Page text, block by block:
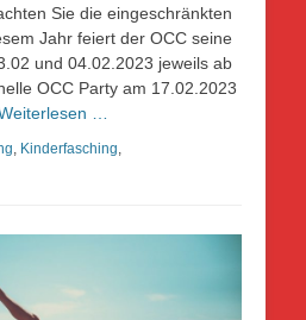
Sie die eingeschränkten
Jahr feiert der OCC seine
und 04.02.2023 jeweils ab
OCC Party am 17.02.2023
…
, Kinderfasching,